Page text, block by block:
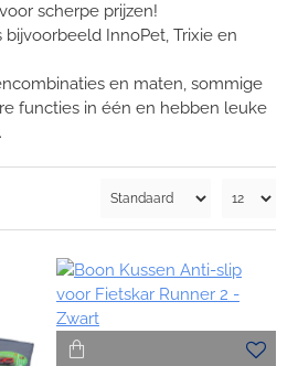
scherpe prijzen!
InnoPet, Trixie en
en maten, sommige
functies in één en hebben leuke